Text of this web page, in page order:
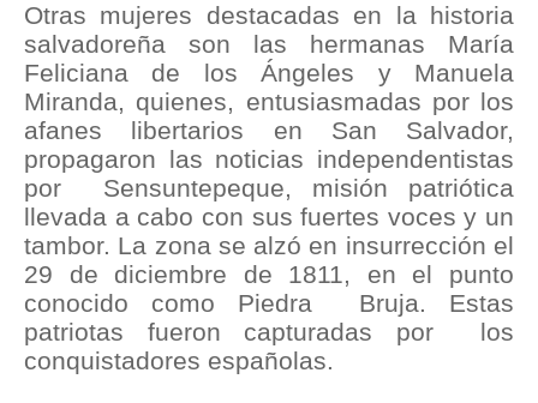
Otras mujeres destacadas en la historia
salvadoreña son las hermanas María
Feliciana de los Ángeles y Manuela
Miranda, quienes, entusiasmadas por los
afanes libertarios en San Salvador,
propagaron las noticias independentistas
por Sensuntepeque, misión patriótica
llevada a cabo con sus fuertes voces y un
tambor. La zona se alzó en insurrección el
29 de diciembre de 1811, en el punto
conocido como Piedra Bruja. Estas
patriotas fueron capturadas por los
conquistadores españolas.